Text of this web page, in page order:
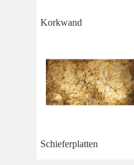
Korkwand
Schieferplatten